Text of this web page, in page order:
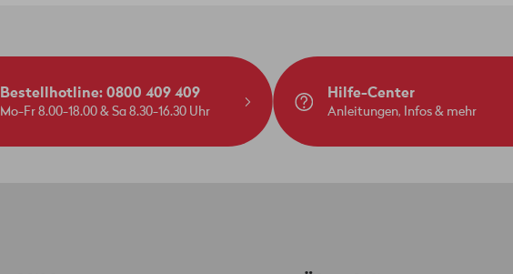
Bestellhotline: 0800 409 409
Mo-Fr 8.00-18.00 & Sa 8.30-16.30 Uhr
Hilfe-Center
Anleitungen, Infos & mehr